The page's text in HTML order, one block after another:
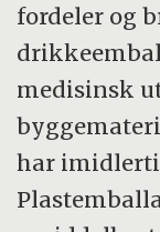
fordeler og
medisinsk
har